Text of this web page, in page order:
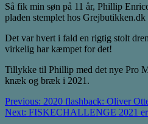
Så fik min søn på 11 år, Phillip
pladen stemplet hos
Det var hvert i fald en rigtig stolt
virkelig har kæmpet for det!
Tillykke til Phillip med det nye Pro
knæk og bræk i 2021.
Post
navigation
Previous: 2020 flashback: Oliver
Next: FISKECHALLENGE 2021 er